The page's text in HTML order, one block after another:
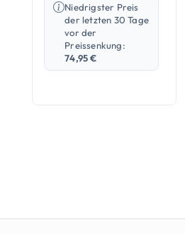
Niedrigster Preis
der letzten 30 Tage
vor der
Preissenkung:
74,95€